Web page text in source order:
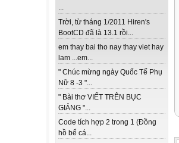
...
Trời, từ tháng 1/2011 Hiren's
BootCD đã là 13.1 rồi...
em thay bai tho nay thay viet hay
lam ...em...
" Chúc mừng ngày Quốc Tế Phụ
Nữ 8 -3 "...
" Bài thơ VIẾT TRÊN BỤC
GIẢNG "...
Code tích hợp 2 trong 1 (Đồng
hồ bể cá...